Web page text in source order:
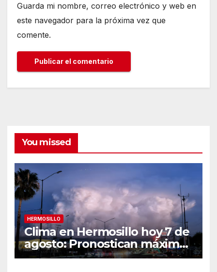
Guarda mi nombre, correo electrónico y web en
este navegador para la próxima vez que
comente.
You missed
HERMOSILLO
Clima en Hermosillo hoy 7 de
agosto: Pronostican máxima
de 42°C, sensación térmica